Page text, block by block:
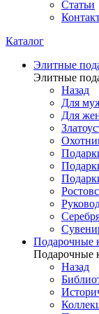
Статьи
Каталог
Элитные
Элитные
Назад
Для
Для
Подарочные
Подарочные
Назад